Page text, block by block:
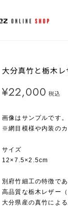
大分真竹と栃木レ
¥22,000 税込
画像はサンプルです。
※網目模様や内装のカ
サイズ
12×7.5×2.5cm
別府竹細工の特徴で
高品質な栃木レザー
大分県産の真竹によ